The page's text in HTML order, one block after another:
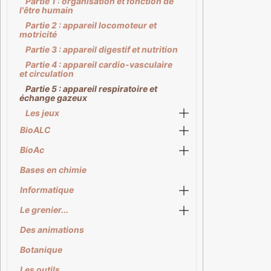
l'être humain
Partie 2 : appareil locomoteur et
motricité
Partie 3 : appareil digestif et nutrition
Partie 4 : appareil cardio-vasculaire
et circulation
Partie 5 : appareil respiratoire et
échange gazeux
Les jeux
BioALC
BioAc
Bases en chimie
Informatique
Le grenier...
Des animations
Botanique